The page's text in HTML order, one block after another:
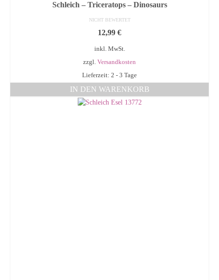
Schleich – Triceratops – Dinosaurs
NICHT BEWERTET
12,99 €
inkl. MwSt.
zzgl. Versandkosten
Lieferzeit: 2 - 3 Tage
IN DEN WARENKORB